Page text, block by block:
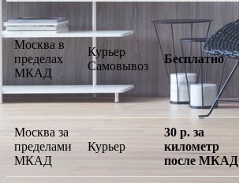
Москва в
пределах
МКАД
Курьер
Самовывоз
Бесплатно
Москва за
пределами
МКАД
Курьер
30 р. за
километр
после МКАД